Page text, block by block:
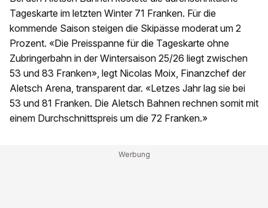
Tageskarte im letzten Winter 71 Franken. Für die
kommende Saison steigen die Skipässe moderat um 2
Prozent. «Die Preisspanne für die Tageskarte ohne
Zubringerbahn in der Wintersaison 25/26 liegt zwischen
53 und 83 Franken», legt Nicolas Moix, Finanzchef der
Aletsch Arena, transparent dar. «Letzes Jahr lag sie bei
53 und 81 Franken. Die Aletsch Bahnen rechnen somit mit
einem Durchschnittspreis um die 72 Franken.»